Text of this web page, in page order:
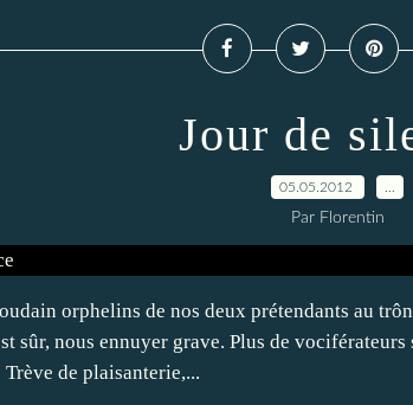
Jour de
05.05.2012
Par Florentin
orphelins de nos deux prétendants au
sûr, nous ennuyer grave. Plus de
de plaisanterie,...